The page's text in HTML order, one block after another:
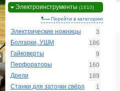
Электроинструменты (1610)
Перейти в категорию
Электрические ножницы
3
Болгарки, УШМ
186
Гайковерты
9
Перфораторы
160
Дрели
189
Станки для заточки свёрл
1